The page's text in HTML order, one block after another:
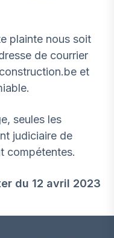
plainte nous soit
de courrier
et
seules les
judiciaire de
compétentes.
du 12 avril 2023